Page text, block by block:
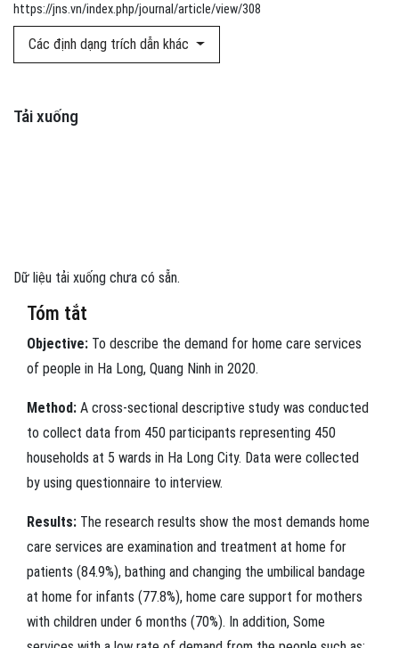
https://jns.vn/index.php/journal/article/view/308
Các định dạng trích dẫn khác
Tải xuống
Dữ liệu tải xuống chưa có sẵn.
Tóm tắt
Objective: To describe the demand for home care services
of people in Ha Long, Quang Ninh in 2020.
Method: A cross-sectional descriptive study was conducted
to collect data from 450 participants representing 450
households at 5 wards in Ha Long City. Data were collected
by using questionnaire to interview.
Results: The research results show the most demands home
care services are examination and treatment at home for
patients (84.9%), bathing and changing the umbilical bandage
at home for infants (77.8%), home care support for mothers
with children under 6 months (70%). In addition, Some